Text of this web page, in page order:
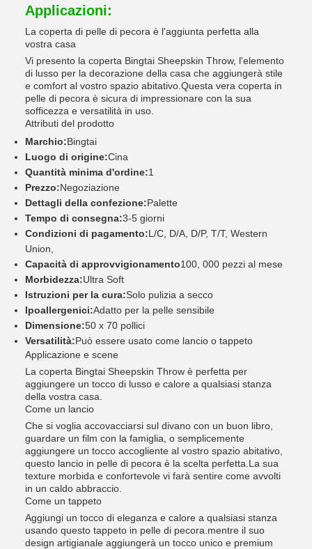
Applicazioni:
La coperta di pelle di pecora è l'aggiunta perfetta alla
vostra casa
Vi presento la coperta Bingtai Sheepskin Throw, l'elemento
di lusso per la decorazione della casa che aggiungerà stile
e comfort al vostro spazio abitativo.Questa vera coperta in
pelle di pecora è sicura di impressionare con la sua
sofficezza e versatilità in uso.
Attributi del prodotto
Marchio:Bingtai
Luogo di origine:Cina
Quantità minima d'ordine:1
Prezzo:Negoziazione
Dettagli della confezione:Palette
Tempo di consegna:3-5 giorni
Condizioni di pagamento:L/C, D/A, D/P, T/T, Western
Union,
Capacità di approvvigionamento100, 000 pezzi al mese
Morbidezza:Ultra Soft
Istruzioni per la cura:Solo pulizia a secco
Ipoallergenici:Adatto per la pelle sensibile
Dimensione:50 x 70 pollici
Versatilità:Può essere usato come lancio o tappeto
Applicazione e scene
La coperta Bingtai Sheepskin Throw è perfetta per
aggiungere un tocco di lusso e calore a qualsiasi stanza
della vostra casa.
Come un lancio
Che si voglia accovacciarsi sul divano con un buon libro,
guardare un film con la famiglia, o semplicemente
aggiungere un tocco accogliente al vostro spazio abitativo,
questo lancio in pelle di pecora è la scelta perfetta.La sua
texture morbida e confortevole vi farà sentire come avvolti
in un caldo abbraccio.
Come un tappeto
Aggiungi un tocco di eleganza e calore a qualsiasi stanza
usando questo tappeto in pelle di pecora.mentre il suo
design artigianale aggiungerà un tocco unico e premium